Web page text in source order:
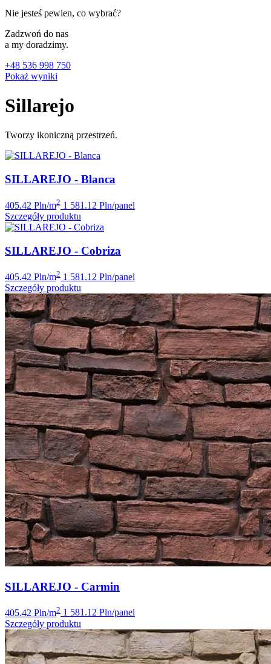
Nie jesteś pewien, co wybrać?
Zadzwoń do nas
a my doradzimy.
+48 536 998 750
Pokaż wyniki
Sillarejo
Tworzy ikoniczną przestrzeń.
SILLAREJO - Blanca
405.42 Pln/m2 1 581.12 Pln/panel
Szczegóły produktu
SILLAREJO - Cobriza
405.42 Pln/m2 1 581.12 Pln/panel
Szczegóły produktu
SILLAREJO - Carmin
405.42 Pln/m2 1 581.12 Pln/panel
Szczegóły produktu